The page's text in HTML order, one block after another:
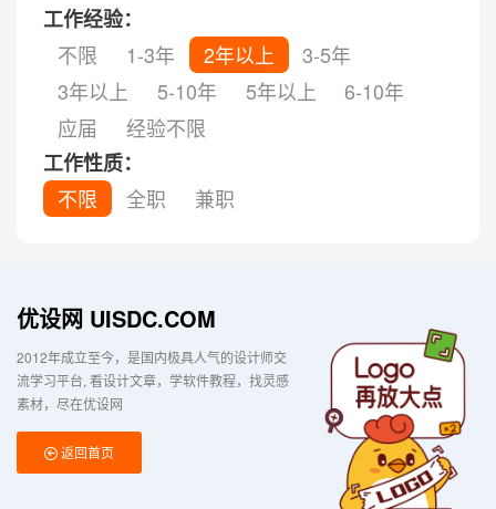
工作经验：
不限
1-3年 2年以上
3-5年
3年以上
5-10年 5年以上
6-10年
应届
经验不限
工作性质：
不限
全职 兼职
优设网 UISDC.COM
2012年成立至今，是国内极具人气的设计师交
流学习平台 看设计文章，学软件教程，找灵感
素材，尽在优设网
返回首页